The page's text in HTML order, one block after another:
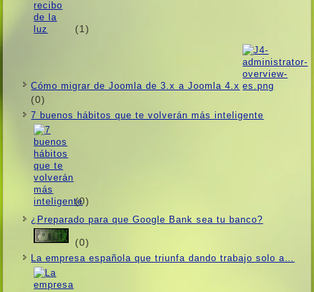
(1)
Cómo migrar de Joomla de 3.x a Joomla 4.x
(0)
7 buenos hábitos que te volverán más inteligente
(0)
¿Preparado para que Google Bank sea tu banco?
(0)
La empresa española que triunfa dando trabajo solo a…